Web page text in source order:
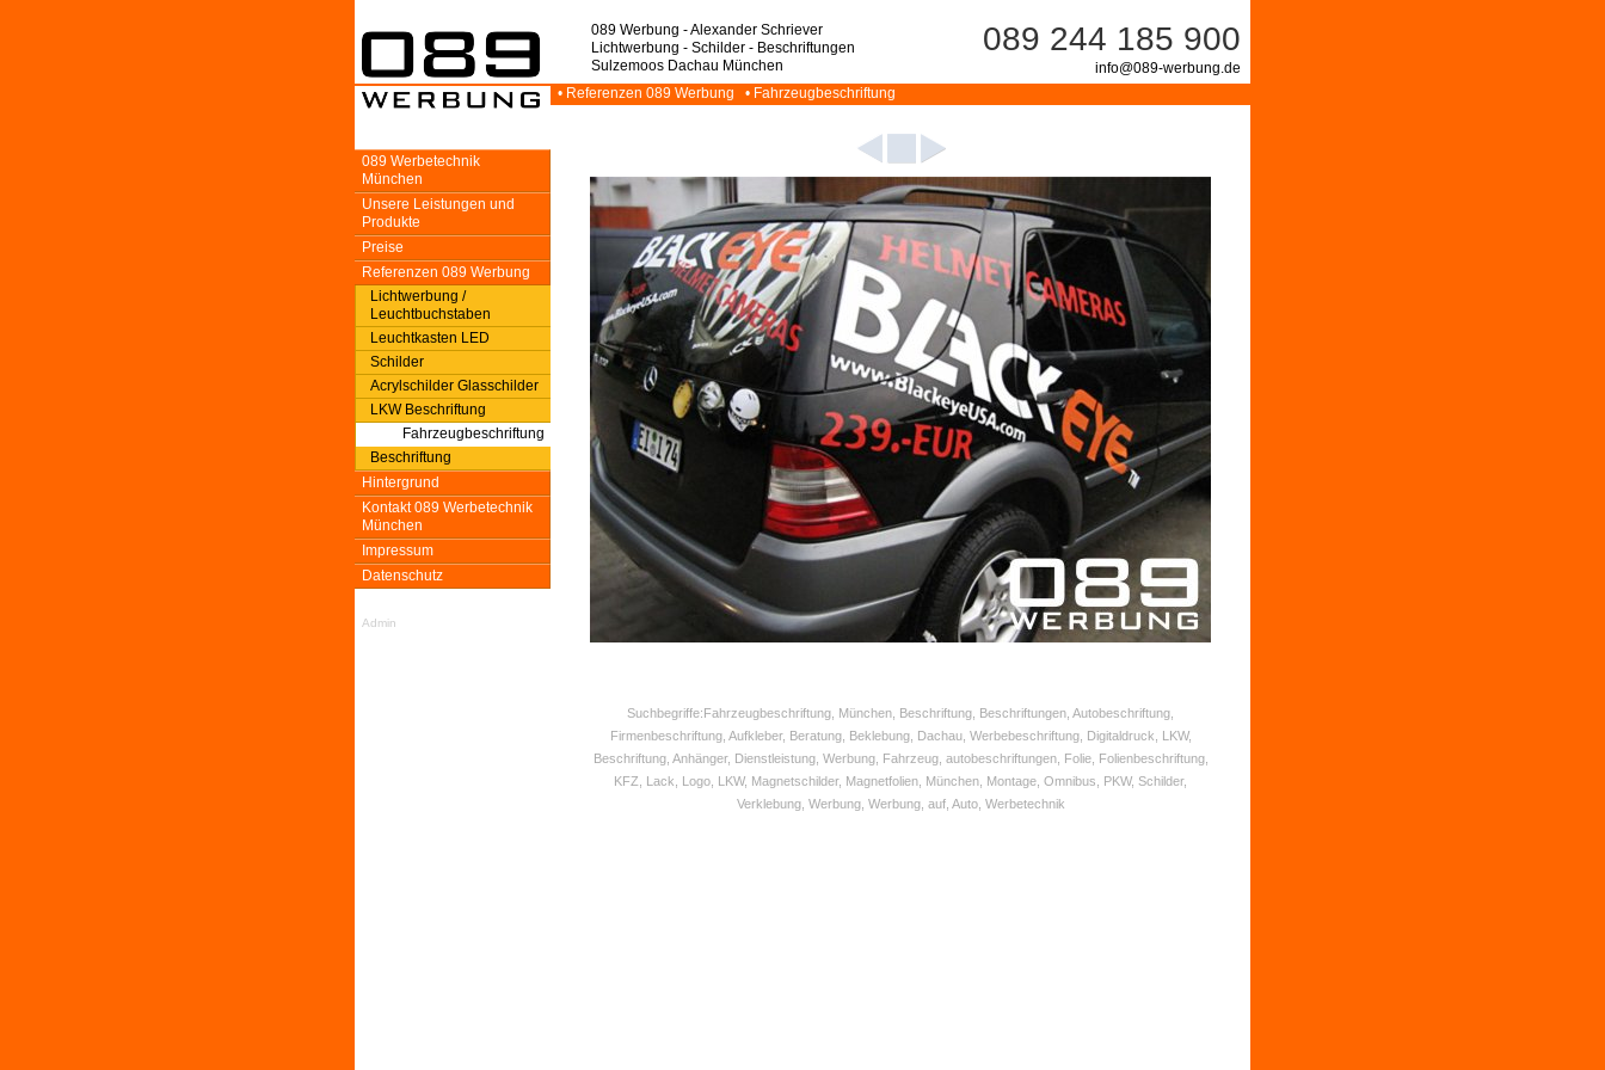
• Referenzen 089 Werbung • Fahrzeugbeschriftung
089 Werbung - Alexander Schriever
Lichtwerbung - Schilder - Beschriftungen
Sulzemoos Dachau München
089 244 185 900
info@089-werbung.de
Suchbegriffe:Fahrzeugbeschriftung, München, Beschriftung, Beschriftungen, Autobeschriftung,
Firmenbeschriftung, Aufkleber, Beratung, Beklebung, Dachau, Werbebeschriftung, Digitaldruck, LKW,
Beschriftung, Anhänger, Dienstleistung, Werbung, Fahrzeug, autobeschriftungen, Folie, Folienbeschriftung,
KFZ, Lack, Logo, LKW, Magnetschilder, Magnetfolien, München, Montage, Omnibus, PKW, Schilder,
Verklebung, Werbung, Werbung, auf, Auto, Werbetechnik
089 Werbetechnik
München
Unsere Leistungen und
Produkte
Preise
Referenzen 089 Werbung
Lichtwerbung /
Leuchtbuchstaben
Leuchtkasten LED
Schilder
Acrylschilder Glasschilder
LKW Beschriftung
Fahrzeugbeschriftung
Beschriftung
Hintergrund
Kontakt 089 Werbetechnik
München
Impressum
Datenschutz
Admin